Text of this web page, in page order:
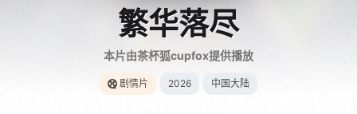
繁华落尽
本片由茶杯狐cupfox提供播放
剧情片 2026 中国大陆